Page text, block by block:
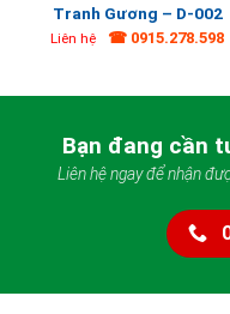
Tranh Gương – D-002
Liên hệ ☎ 0915.278.598
Bạn đang cần
Liên hệ ngay để nhận